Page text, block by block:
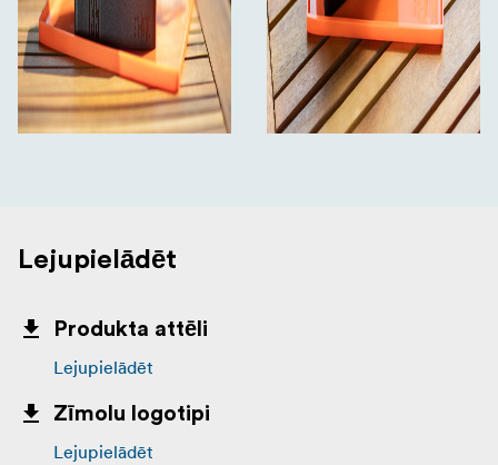
Lejupielādēt
Produkta attēli
Lejupielādēt
Zīmolu logotipi
Lejupielādēt